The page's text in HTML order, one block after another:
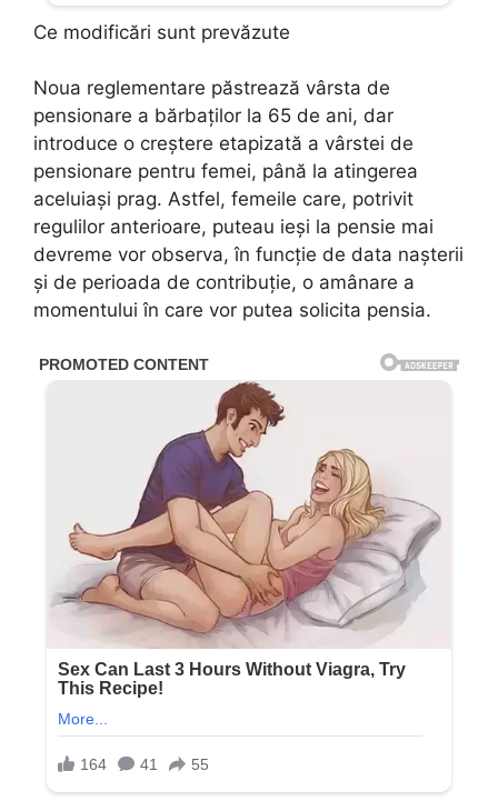
Ce modificări sunt prevăzute
Noua reglementare păstrează vârsta de
pensionare a bărbaților la 65 de ani, dar
introduce o creștere etapizată a vârstei de
pensionare pentru femei, până la atingerea
aceluiași prag. Astfel, femeile care, potrivit
regulilor anterioare, puteau ieși la pensie mai
devreme vor observa, în funcție de data nașterii
și de perioada de contribuție, o amânare a
momentului în care vor putea solicita pensia.